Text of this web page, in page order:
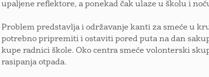
upaljene reflektore, a ponekad čak ulaze u školu i
Problem predstavlja i održavanje kanti za smeće u
potrebno pripremiti i ostaviti pored puta na dan
kupe radnici škole. Oko centra smeće volonterski
rasipanja otpada.